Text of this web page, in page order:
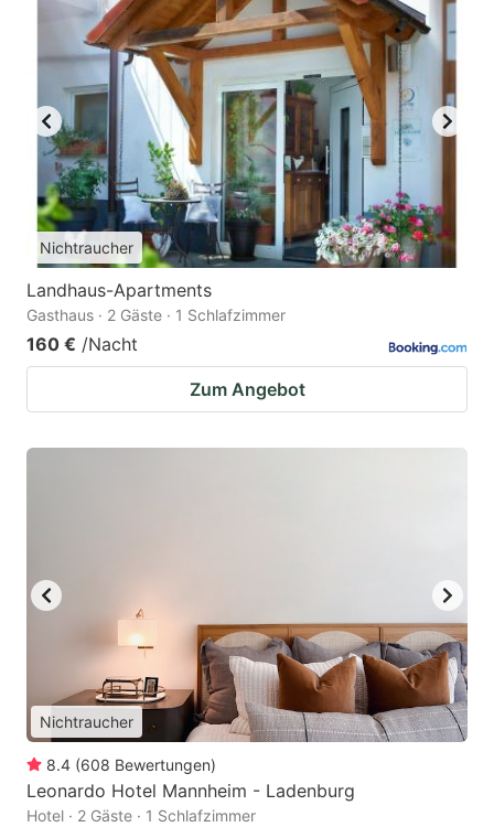
Nichtraucher
Landhaus-Apartments
Gasthaus · 2 Gäste · 1 Schlafzimmer
160 € /Nacht
Zum Angebot
Nichtraucher
8.4 (608 Bewertungen)
Leonardo Hotel Mannheim - Ladenburg
Hotel · 2 Gäste · 1 Schlafzimmer